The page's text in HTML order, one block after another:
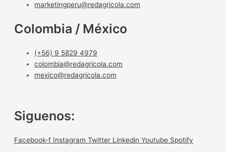
marketingperu@redagricola.com
Colombia / México
(+56) 9 5829 4979
colombia@redagricola.com
mexico@redagricola.com
Siguenos:
Facebook-f Instagram Twitter Linkedin Youtube Spotify